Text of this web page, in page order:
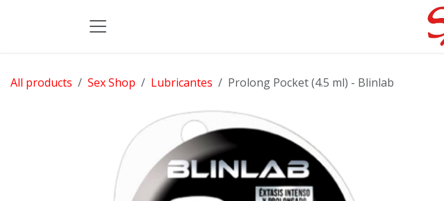
All products Sex Shop Lubricantes Prolong Pocket (4.5 ml) - Blinlab